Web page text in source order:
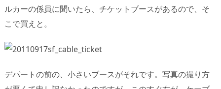
ルカーの係員に聞いたら、チケットブースがあるので、そ
こで買えと。
デパートの前の、小さいブースがそれです。写真の撮り方